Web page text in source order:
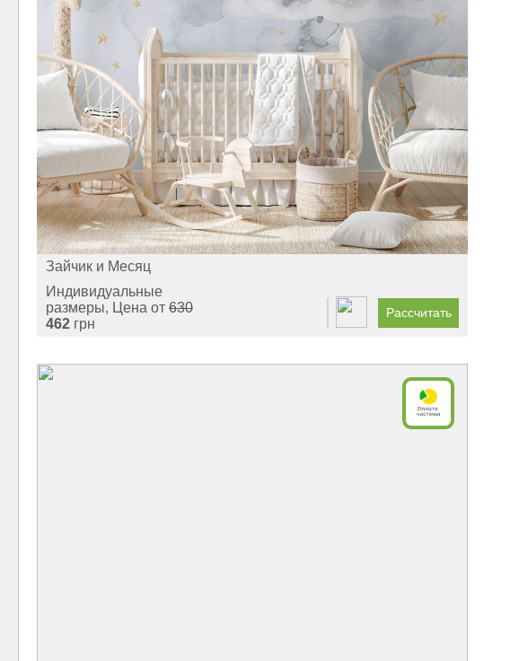
Зайчик и Месяц
Индивидуальные
размеры, Цена от 630
462 грн
Рассчитать